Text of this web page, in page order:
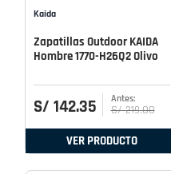
Kaida
Zapatillas Outdoor KAIDA
Hombre 1770-H26Q2 Olivo
S/ 142.35 S/ 219.00
VER PRODUCTO